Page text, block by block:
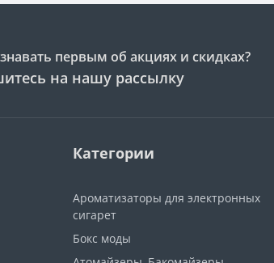
первым об акциях и скидках?
на нашу рассылку
Категории
Ароматизаторы для электронных
сигарет
Бокс моды